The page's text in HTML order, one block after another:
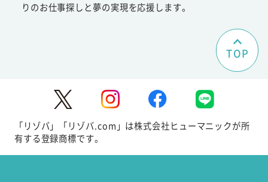
りのお仕事探しと夢の実現を応援します。
TOP
「リゾバ」「リゾバ.com」は株式会社ヒューマニックが所
有する登録商標です。